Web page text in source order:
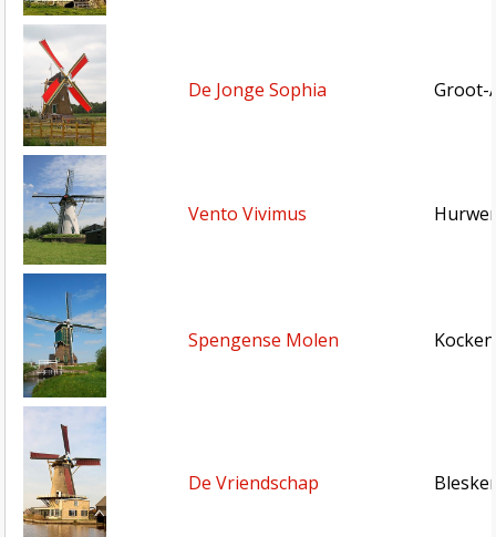
De Jonge Sophia Groot-
Vento Vivimus
Spengense Molen
De Vriendschap